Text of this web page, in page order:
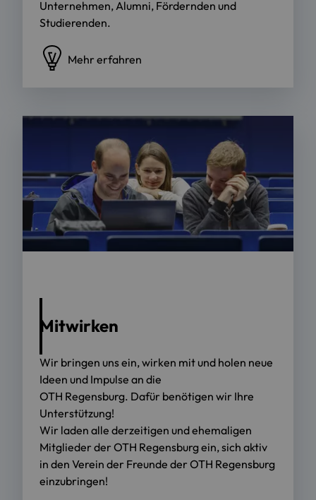
Unternehmen, Alumni, Fördernden und
Studierenden.
Mehr erfahren
Mitwirken
Wir bringen uns ein, wirken mit und holen neue
Ideen und Impulse an die
OTH Regensburg. Dafür benötigen wir Ihre
Unterstützung!
Wir laden alle derzeitigen und ehemaligen
Mitglieder der OTH Regensburg ein, sich aktiv
in den Verein der Freunde der OTH Regensburg
einzubringen!